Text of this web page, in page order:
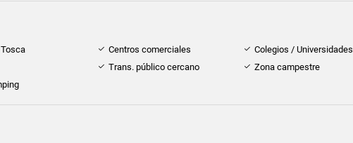
Centros comerciales
Colegios / Universidades
Trans. público cercano
Zona campestre